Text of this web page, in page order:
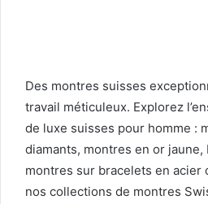
Des montres suisses
travail méticuleux. Explorez
de luxe suisses pour homme :
diamants, montres en or
montres sur bracelets en acier
nos collections de montres